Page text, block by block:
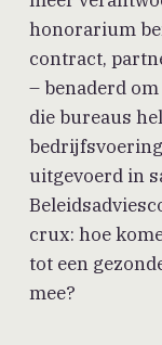
honorarium
contract,
– benaderd
die bureaus
uitgevoerd in
crux: hoe
tot een
mee?